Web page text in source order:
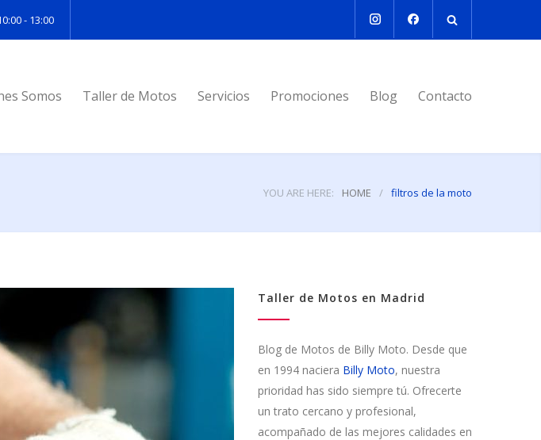
- 13:00
Somos Taller de Motos Servicios Promociones Blog Contacto
YOU ARE HERE: HOME / filtros de la moto
Taller de Motos en Madrid
Blog de Motos de Billy Moto. Desde que
en 1994 naciera Billy Moto, nuestra
prioridad has sido siempre tú. Ofrecerte
un trato cercano y profesional,
acompañado de las mejores calidades en